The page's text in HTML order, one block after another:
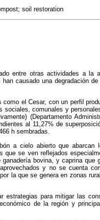
soil restoration
entre otras actividades a la
causado una degradación
el Cesar, con un perfil
comunales y
(Departamento
al 11,27% de
h sembradas.
a cielo abierto que abarcan
que se ven reflejados
bovina, y caprina que
y no se cuenta
la que se genera en zonas
estrategias para mitigar las
de la región y